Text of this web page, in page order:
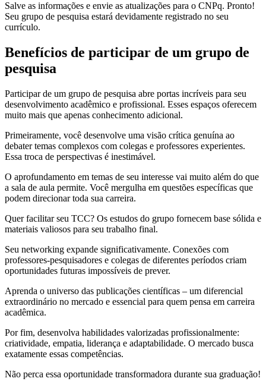
Salve as informações e envie as atualizações para o CNPq. Pronto!
Seu grupo de pesquisa estará devidamente registrado no seu
currículo.
Benefícios de participar de um grupo de
pesquisa
Participar de um grupo de pesquisa abre portas incríveis para seu
desenvolvimento acadêmico e profissional. Esses espaços oferecem
muito mais que apenas conhecimento adicional.
Primeiramente, você desenvolve uma visão crítica genuína ao
debater temas complexos com colegas e professores experientes.
Essa troca de perspectivas é inestimável.
O aprofundamento em temas de seu interesse vai muito além do que
a sala de aula permite. Você mergulha em questões específicas que
podem direcionar toda sua carreira.
Quer facilitar seu TCC? Os estudos do grupo fornecem base sólida e
materiais valiosos para seu trabalho final.
Seu networking expande significativamente. Conexões com
professores-pesquisadores e colegas de diferentes períodos criam
oportunidades futuras impossíveis de prever.
Aprenda o universo das publicações científicas – um diferencial
extraordinário no mercado e essencial para quem pensa em carreira
acadêmica.
Por fim, desenvolva habilidades valorizadas profissionalmente:
criatividade, empatia, liderança e adaptabilidade. O mercado busca
exatamente essas competências.
Não perca essa oportunidade transformadora durante sua graduação!